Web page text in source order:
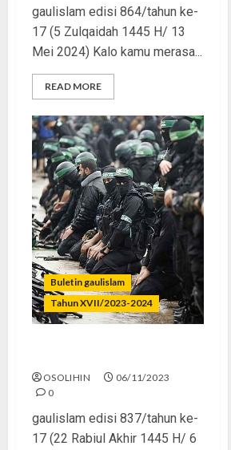
gaulislam edisi 864/tahun ke-
17 (5 Zulqaidah 1445 H/ 13
Mei 2024) Kalo kamu merasa...
READ MORE
Buletin gaulislam
Tahun XVII/2023-2024
OSOLIHIN
06/11/2023
0
gaulislam edisi 837/tahun ke-
17 (22 Rabiul Akhir 1445 H/ 6